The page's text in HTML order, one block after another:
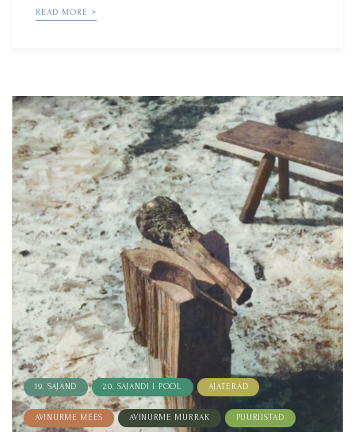
READ MORE >
19. SAJAND 20. SAJANDI I POOL AJATERAD
AVINURME MEES AVINURME MURRAK PUURIISTAD